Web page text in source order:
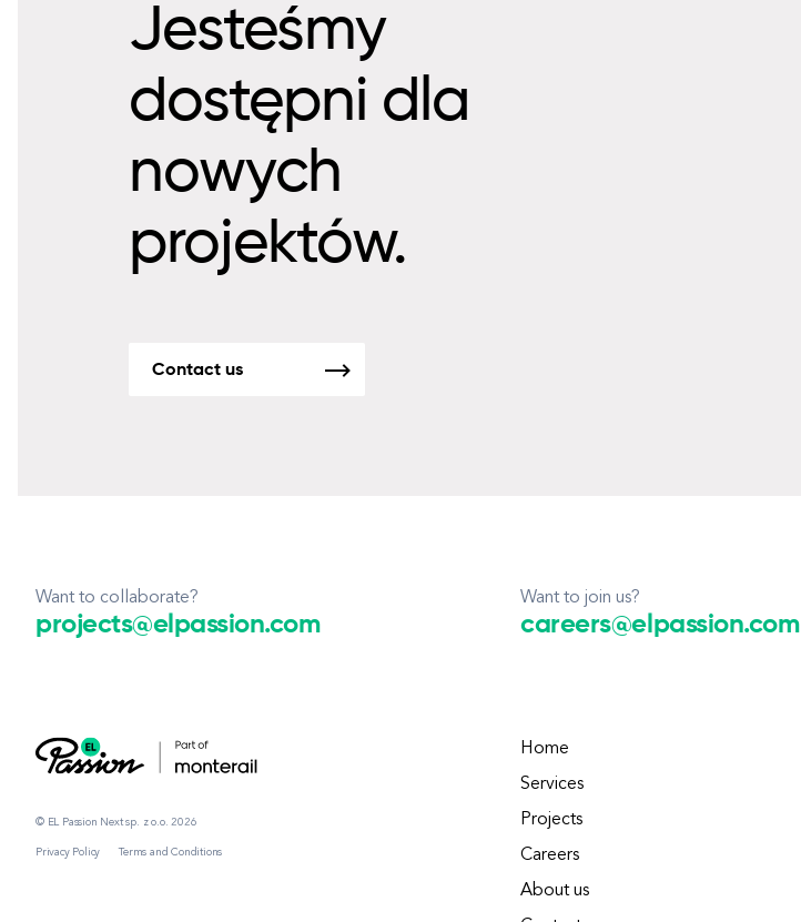
Jesteśmy
dostępni dla
nowych
projektów.
Contact us
Want to collaborate?
projects@elpassion.com
Want to join us?
careers@elpassion.com
© EL Passion Next sp. z o.o. 2026
Privacy Policy Terms and Conditions
Home
Services
Projects
Careers
About us